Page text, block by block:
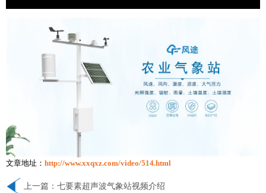
文章地址： http://www.xxqxz.com/video/514.html
上一篇： 七要素超声波气象站视频介绍